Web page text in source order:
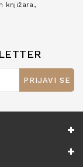
knjižara,
PRIJAVI SE